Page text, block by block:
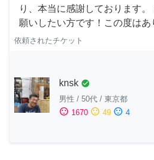
り、本当に感謝しております
願いしたい方です！この度はあ
依頼されたチケット
knsk check_circle
男性 / 50代 / 東京都
sentiment_satisfied 1670 sentiment_neutral 49 sentiment_dissatisfied 4